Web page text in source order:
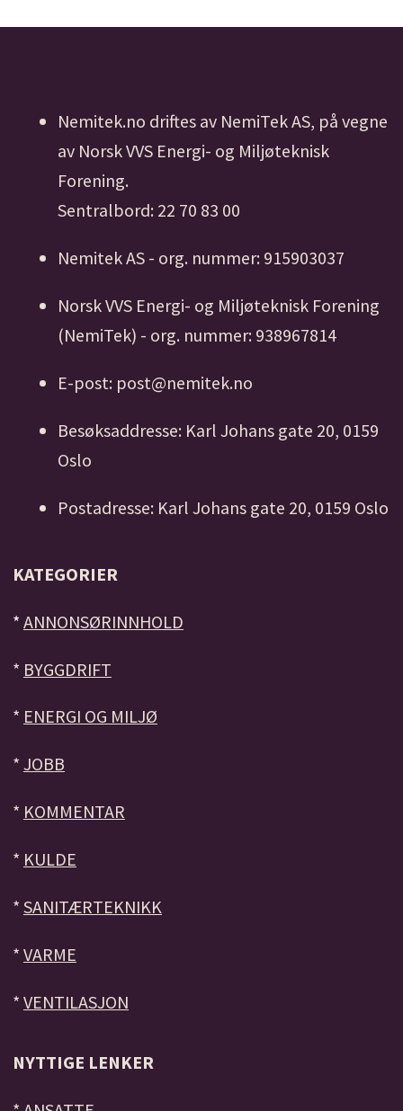
Nemitek.no driftes av NemiTek AS, på vegne
av Norsk VVS Energi- og Miljøteknisk
Forening.
Sentralbord: 22 70 83 00
Nemitek AS - org. nummer: 915903037
Norsk VVS Energi- og Miljøteknisk Forening
(NemiTek) - org. nummer: 938967814
E-post: post@nemitek.no
Besøksaddresse: Karl Johans gate 20, 0159
Oslo
Postadresse: Karl Johans gate 20, 0159 Oslo
KATEGORIER
* ANNONSØRINNHOLD
* BYGGDRIFT
* ENERGI OG MILJØ
* JOBB
* KOMMENTAR
* KULDE
* SANITÆRTEKNIKK
* VARME
* VENTILASJON
NYTTIGE LENKER